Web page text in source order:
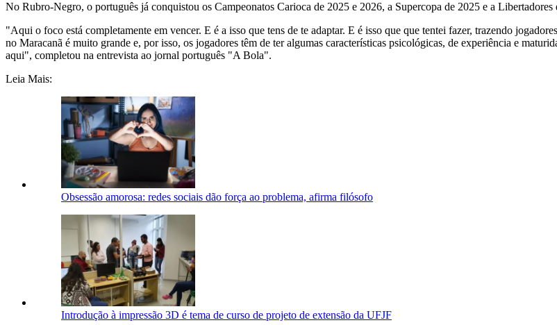
No Rubro-Negro, o português já conquistou os Campeonatos Carioca de 2025 e 2026, a Supercopa de 2025 e a
"Aqui o foco está completamente em vencer. E é a isso que tens de te adaptar. E é isso que que tentei fazer, trazendo
no Maracanã é muito grande e, por isso, os jogadores têm de ter algumas características psicológicas, de experiência e
aqui", completou na entrevista ao jornal português "A Bola".
Leia Mais:
Obsessão amorosa: redes sociais dão força ao problema, afirma filósofo
Introdução à impressão 3D é tema de curso de projeto de extensão da UFJF